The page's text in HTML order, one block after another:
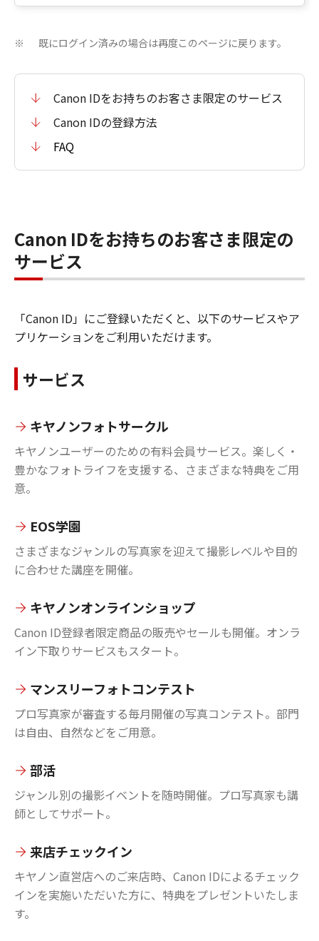
※ 既にログイン済みの場合は再度このページに戻ります。
Canon IDをお持ちのお客さま限定のサービス
Canon IDの登録方法
FAQ
Canon IDをお持ちのお客さま限定の
サービス
「Canon ID」にご登録いただくと、以下のサービスやア
プリケーションをご利用いただけます。
サービス
キヤノンフォトサークル
キヤノンユーザーのための有料会員サービス。楽しく・
豊かなフォトライフを支援する、さまざまな特典をご用
意。
EOS学園
さまざまなジャンルの写真家を迎えて撮影レベルや目的
に合わせた講座を開催。
キヤノンオンラインショップ
Canon ID登録者限定商品の販売やセールも開催。オンラ
イン下取りサービスもスタート。
マンスリーフォトコンテスト
プロ写真家が審査する毎月開催の写真コンテスト。部門
は自由、自然などをご用意。
部活
ジャンル別の撮影イベントを随時開催。プロ写真家も講
師としてサポート。
来店チェックイン
キヤノン直営店へのご来店時、Canon IDによるチェック
インを実施いただいた方に、特典をプレゼントいたしま
す。